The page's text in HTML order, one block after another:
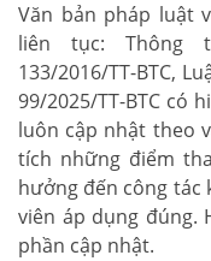
Văn bản pháp luật
liên tục: Thông
133/2016/TT-BTC,
99/2025/TT-BTC có
luôn cập nhật theo
tích những điểm
hưởng đến công tác
viên áp dụng đúng.
phần cập nhật.